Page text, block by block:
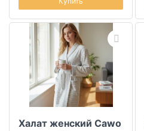
Халат женский Cawo